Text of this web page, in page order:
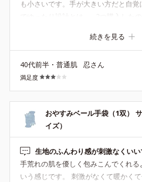
も小さいです。手が大きい方だと自
心地はいいので、色は1種類で、指部
のを作ってほしいです。
続きを見る
40代前半・普通肌 忍さん
満足度
おやすみベール手袋（1双）
イズ）
生地のふんわり感が刺激なくいい
手荒れの肌を優しく包みこんでくれる
いう感じです。 刺激がなくて暖かく